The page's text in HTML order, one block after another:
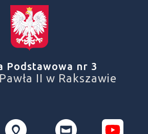
Podstawowa nr 3
II w Rakszawie